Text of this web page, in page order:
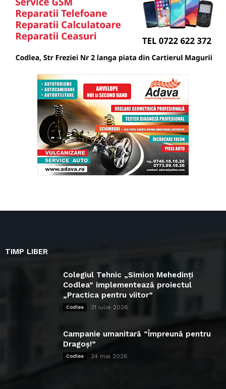
TIMP LIBER
Colegiul Tehnic „Simion Mehedinți
Codlea” implementează proiectul
„Practica pentru viitor”
Codlea 31 iulie 2026
Campanie umanitară ”Împreună pentru
Dragoș!”
Codlea 24 mai 2026